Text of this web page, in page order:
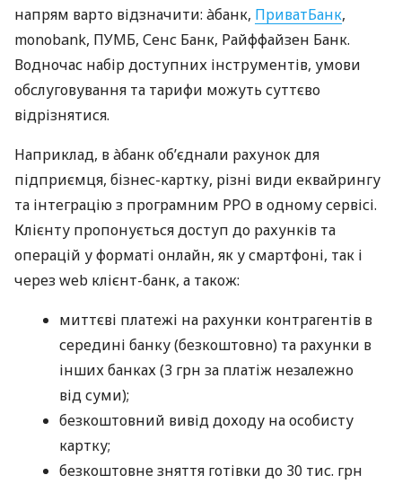
напрям варто відзначити: àбанк, ПриватБанк,
monobank, ПУМБ, Сенс Банк, Райффайзен Банк.
Водночас набір доступних інструментів, умови
обслуговування та тарифи можуть суттєво
відрізнятися.
Наприклад, в àбанк об’єднали рахунок для
підприємця, бізнес-картку, різні види еквайрингу
та інтеграцію з програмним РРО в одному сервісі.
Клієнту пропонується доступ до рахунків та
операцій у форматі онлайн, як у смартфоні, так і
через web клієнт-банк, а також:
миттєві платежі на рахунки контрагентів в
середині банку (безкоштовно) та рахунки в
інших банках (3 грн за платіж незалежно
від суми);
безкоштовний вивід доходу на особисту
картку;
безкоштовне зняття готівки до 30 тис. грн